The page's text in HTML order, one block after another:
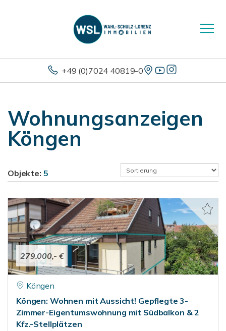
+49 (0)7024 40819-0
Wohnungsanzeigen
Köngen
Objekte: 5
279.000,- €
Köngen
Köngen: Wohnen mit Aussicht! Gepflegte 3-
Zimmer-Eigentumswohnung mit Südbalkon & 2
Kfz.-Stellplätzen